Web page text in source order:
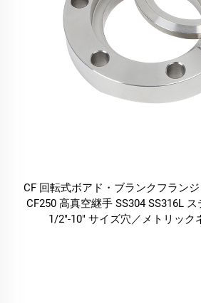
CF 回転式ボアド・ブランクフラン
CF250 高真空継手 SS304 SS316L
1/2"-10" サイズ穴／メトリック